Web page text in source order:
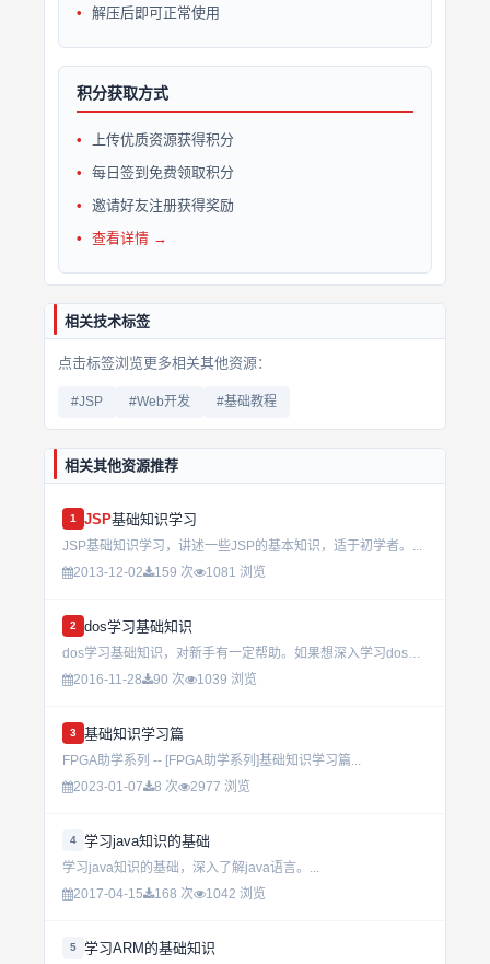
解压后即可正常使用
积分获取方式
上传优质资源获得积分
每日签到免费领取积分
邀请好友注册获得奖励
查看详情 →
相关技术标签
点击标签浏览更多相关其他资源：
#JSP #Web开发 #基础教程
相关其他资源推荐
1 JSP基础知识学习
JSP基础知识学习，讲述一些JSP的基本知识，适于初学者。...
2013-12-02
159 次 1081 浏览
2 dos学习基础知识
dos学习基础知识，对新手有一定帮助。如果想深入学习dos请找其他的资料。...
2016-11-28
90 次 1039 浏览
3 基础知识学习篇
FPGA助学系列 -- [FPGA助学系列]基础知识学习篇...
2023-01-07
8 次 2977 浏览
4 学习java知识的基础
学习java知识的基础，深入了解java语言。...
2017-04-15
168 次 1042 浏览
5 学习ARM的基础知识